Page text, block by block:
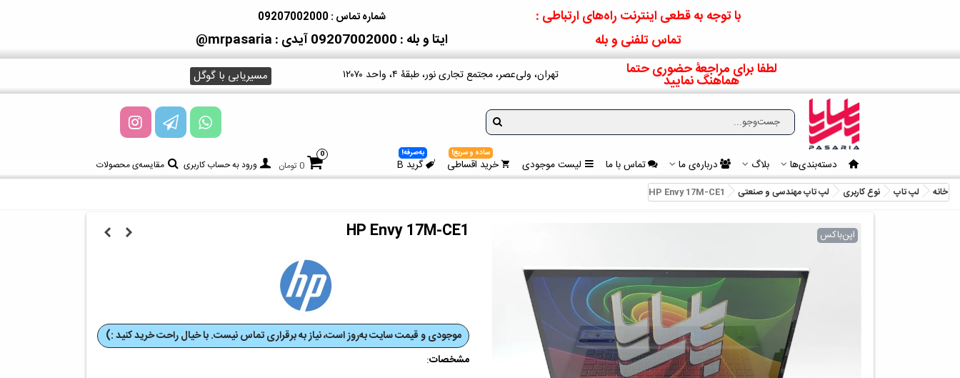
با توجه به قطعی اینترنت راه‌های ارتباطی :
تماس تلفنی و بله
شماره تماس : 09207002000
ایتا و بله : 09207002000
آیدی : mrpasaria@
لطفا برای مراجعۀ حضوری حتما
هماهنگ نمایید تهران، ولی‌عصر، مجتمع تجاری نور، طبقۀ ۴، واحد ۱۲۰۷۰ مسیریابی با گوگل
دسته‌بندی‌ها بلاگ درباره‌ی ما تماس با ما لیست موجودی خرید اقساطی
ساده و سریع!
گرید B
به‌صرفه! 0
0 تومان ورود به حساب کاربری
مقایسه‌ی محصولات
خانه
لپ تاپ نوع کاربری لپ تاپ مهندسی و صنعتی HP Envy 17M-CE1
اپن‌باکس HP Envy 17M-CE1
موجودی و قیمت‌ سایت به‌روز است، نیاز به برقراری تماس نیست. با خیال راحت خرید کنید :)
مشخصات: